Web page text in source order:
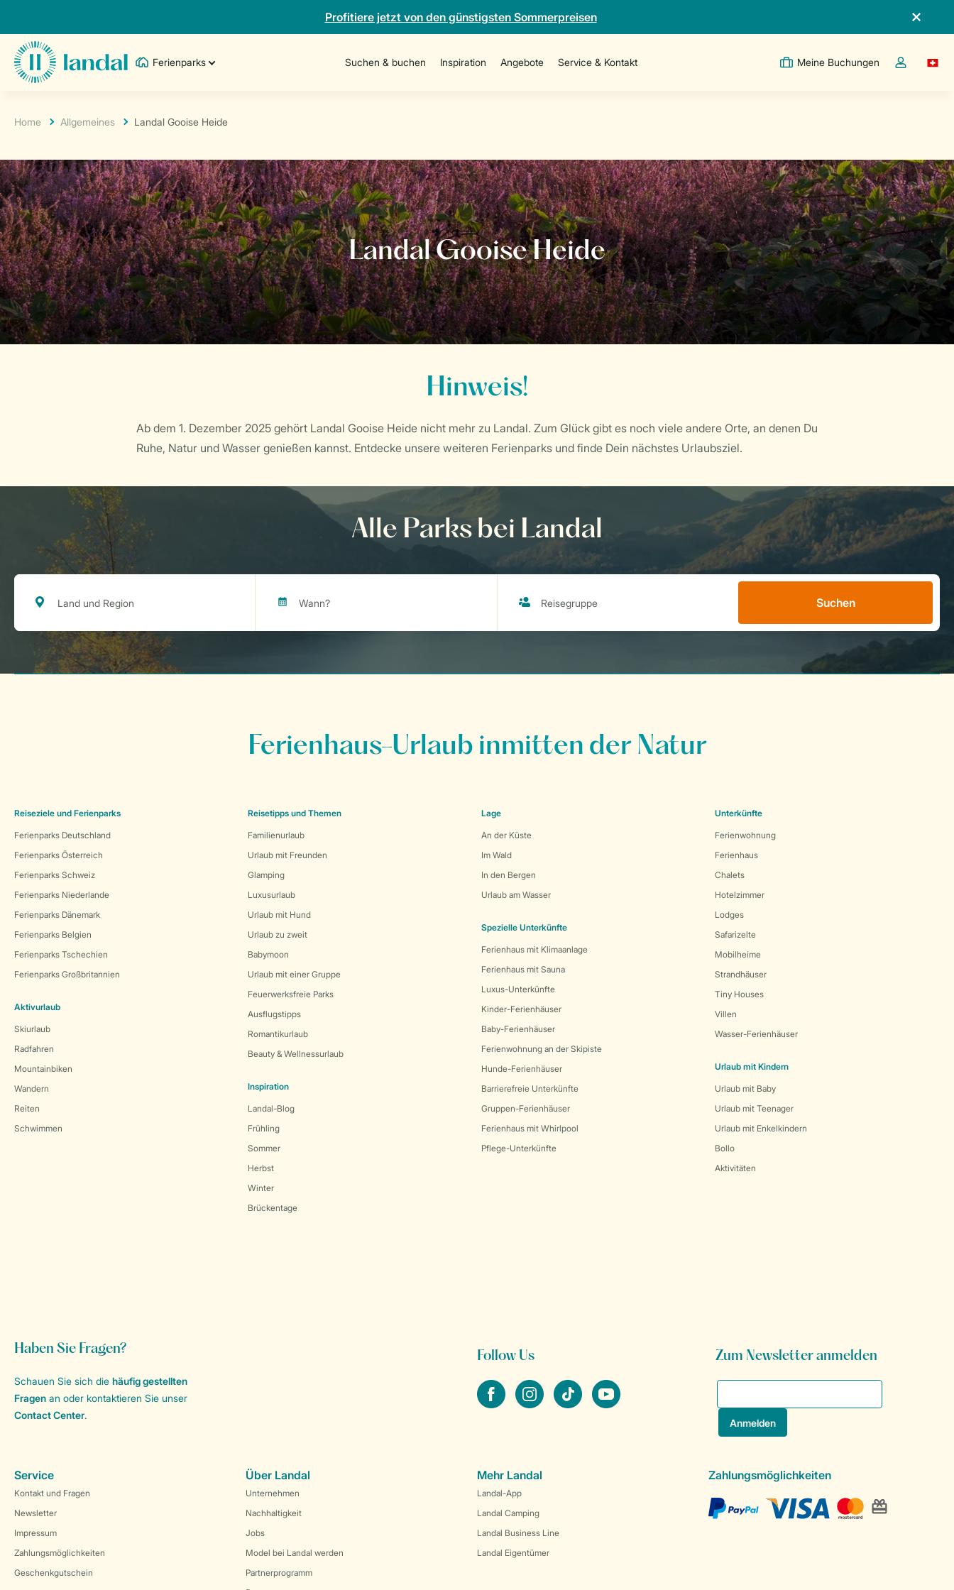
Profitiere jetzt von den günstigsten Sommerpreisen
Ferienparks Suchen & buchen Inspiration Angebote Service & Kontakt Meine Buchungen
Dropdown-
Home Allgemeines Landal Gooise Heide
Hinweis!
Ab dem 1. Dezember 2025 gehört Landal Gooise Heide nicht mehr zu Landal. Zum Glück gibt es noch viele andere Orte, an denen Du
Ruhe, Natur und Wasser genießen kannst. Entdecke unsere weiteren Ferienparks und finde Dein nächstes Urlaubsziel.
Alle Parks bei Landal
Suchen
Ferienhaus-Urlaub inmitten der Natur
Reiseziele und Ferienparks
Ferienparks Deutschland
Ferienparks Österreich
Ferienparks Schweiz
Ferienparks Niederlande
Ferienparks Dänemark
Ferienparks Belgien
Ferienparks Tschechien
Ferienparks Großbritannien
Aktivurlaub
Skiurlaub
Radfahren
Mountainbiken
Wandern
Reiten
Schwimmen
Reisetipps und Themen
Familienurlaub
Urlaub mit Freunden
Glamping
Luxusurlaub
Urlaub mit Hund
Urlaub zu zweit
Babymoon
Urlaub mit einer Gruppe
Feuerwerksfreie Parks
Ausflugstipps
Romantikurlaub
Beauty & Wellnessurlaub
Inspiration
Landal-Blog
Frühling
Sommer
Herbst
Winter
Brückentage
Lage
An der Küste
Im Wald
In den Bergen
Urlaub am Wasser
Spezielle Unterkünfte
Ferienhaus mit Klimaanlage
Ferienhaus mit Sauna
Luxus-Unterkünfte
Kinder-Ferienhäuser
Baby-Ferienhäuser
Ferienwohnung an der Skipiste
Hunde-Ferienhäuser
Barrierefreie Unterkünfte
Gruppen-Ferienhäuser
Ferienhaus mit Whirlpool
Pflege-Unterkünfte
Unterkünfte
Ferienwohnung
Ferienhaus
Chalets
Hotelzimmer
Lodges
Safarizelte
Mobilheime
Strandhäuser
Tiny Houses
Villen
Wasser-Ferienhäuser
Urlaub mit Kindern
Urlaub mit Baby
Urlaub mit Teenager
Urlaub mit Enkelkindern
Bollo
Aktivitäten
Haben Sie Fragen?
Schauen Sie sich die häufig gestellten
Fragen an oder kontaktieren Sie unser
Contact Center.
Follow Us
facebookinstagramtiktok youtube
Zum Newsletter anmelden
Service
Kontakt und Fragen
Newsletter
Impressum
Zahlungsmöglichkeiten
Geschenkgutschein
Über Landal
Unternehmen
Nachhaltigkeit
Jobs
Model bei Landal werden
Partnerprogramm
Mehr Landal
Landal-App
Landal Camping
Landal Business Line
Landal Eigentümer
Zahlungsmöglichkeiten